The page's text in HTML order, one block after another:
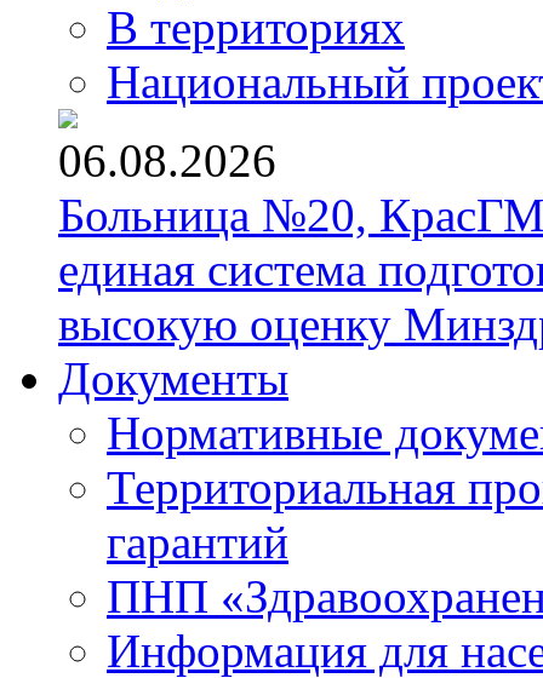
В территориях
Национальный
06.08.2026
Больница №20,
единая система
высокую оценку
Документы
Нормативные
Территориальная
гарантий
ПНП
Информация для